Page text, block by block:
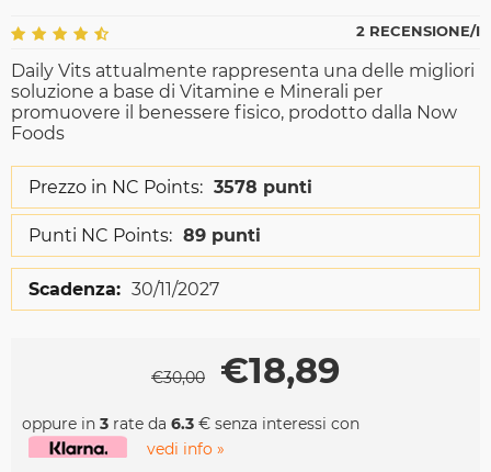
2 RECENSIONE/I
Daily Vits attualmente rappresenta una delle migliori
soluzione a base di Vitamine e Minerali per
promuovere il benessere fisico, prodotto dalla Now
Foods
Prezzo in NC Points: 3578 punti
Punti NC Points: 89 punti
Scadenza: 30/11/2027
€30,00 €18,89
oppure in 3 rate da 6.3 € senza interessi con
vedi info »